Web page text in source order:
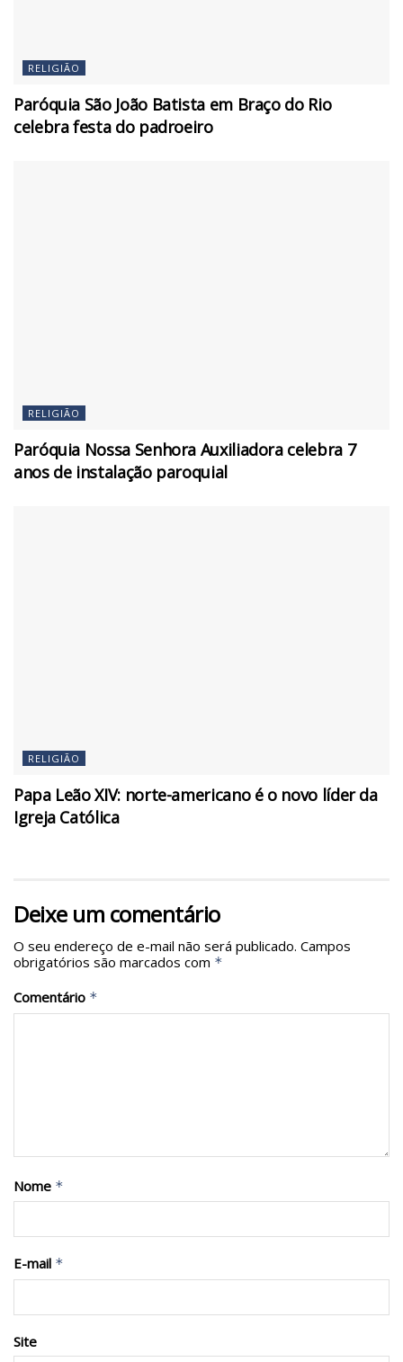
RELIGIÃO
Paróquia São João Batista em Braço do Rio
celebra festa do padroeiro
RELIGIÃO
Paróquia Nossa Senhora Auxiliadora celebra 7
anos de instalação paroquial
RELIGIÃO
Papa Leão XIV: norte-americano é o novo líder da
Igreja Católica
Deixe um comentário
O seu endereço de e-mail não será publicado. Campos
obrigatórios são marcados com *
Comentário *
Nome *
E-mail *
Site